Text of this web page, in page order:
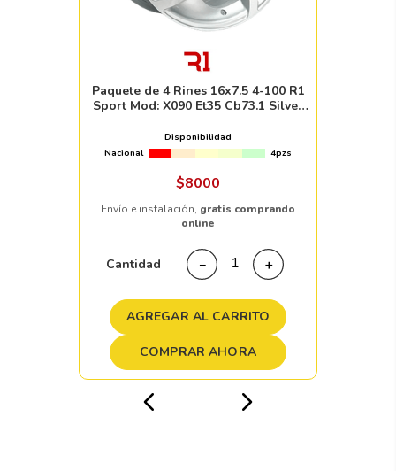
Paquete de 4 Rines 16x7.5 4-100 R1
Sport Mod: X090 Et35 Cb73.1 Silver
Disponibilidad
Nacional
4pzs
$8000
Envío e instalación, gratis comprando
online
Cantidad ＋
－
AGREGAR AL CARRITO
COMPRAR AHORA